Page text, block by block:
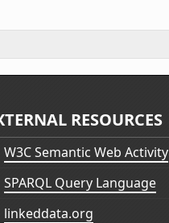
RESOURCES
W3C Semantic Web Activity
SPARQL Query Language
linkeddata.org